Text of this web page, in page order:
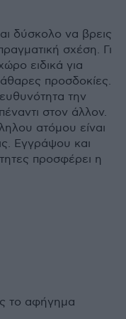
δύσκολο να βρεις
σχέση. Γι
ειδικά για
προσδοκίες.
την
στον άλλον.
ατόμου είναι
Εγγράψου και
προσφέρει η
το αφήγημα